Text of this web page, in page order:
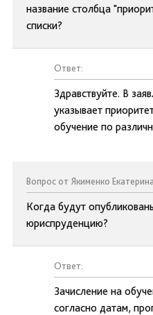
название столбца
списки?
Ответ:
Здравствуйте. В
указывает
обучение по
Вопрос от Якименко Екатерина
Когда будут
юриспруденцию?
Ответ:
Зачисление на
согласно датам,